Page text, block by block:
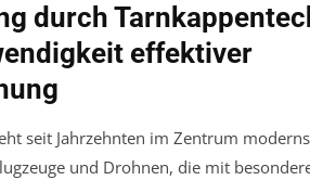
durch
effektiver
seit Jahrzehnten im Zentrum
und Drohnen, die mit